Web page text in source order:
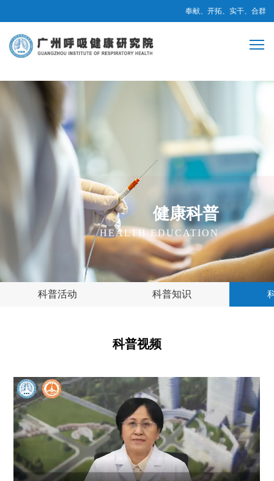
奉献、开拓、实干、合群
健康科普
HEALTH EDUCATION
科普活动 科普知识
科普视频